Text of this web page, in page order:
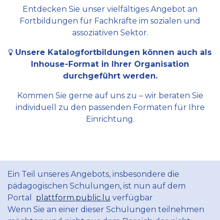
Entdecken Sie unser vielfältiges Angebot an
Fortbildungen für Fachkräfte im sozialen und
assoziativen Sektor.
Unsere Katalogfortbildungen können auch als
Inhouse-Format in Ihrer Organisation
durchgeführt werden.
Kommen Sie gerne auf uns zu – wir beraten Sie
individuell zu den passenden Formaten für Ihre
Einrichtung.
Ein Teil unseres Angebots, insbesondere die
pädagogischen Schulungen, ist nun auf dem
Portal plattform.public.lu verfügbar
Wenn Sie an einer dieser Schulungen teilnehmen